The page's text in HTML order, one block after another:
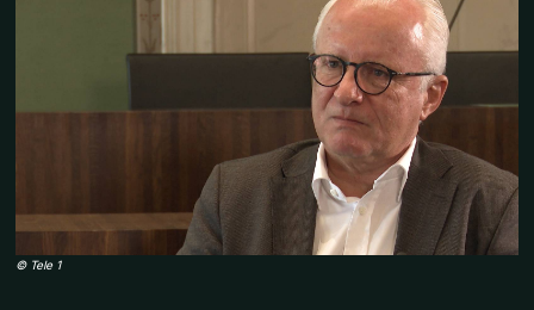
© Tele 1